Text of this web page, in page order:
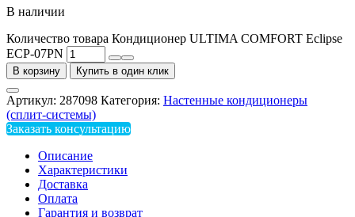
В наличии
Количество товара Кондиционер ULTIMA COMFORT Eclipse
ECP-07PN
В корзину Купить в один клик
Артикул: 287098 Категория: Настенные кондиционеры
(сплит-системы)
Заказать консультацию
Описание
Характеристики
Доставка
Оплата
Гарантия и возврат